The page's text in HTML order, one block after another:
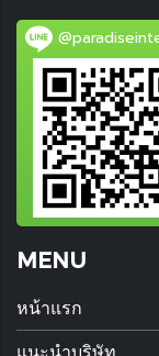
MENU
หน้าแรก